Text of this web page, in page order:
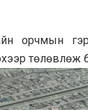
орчмын
төлөвлөж